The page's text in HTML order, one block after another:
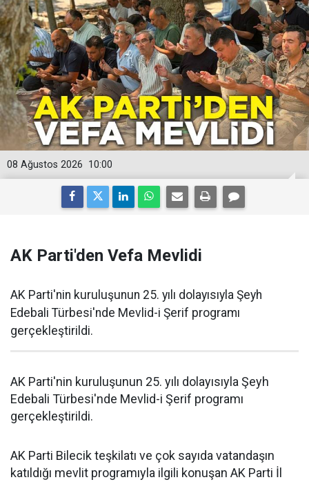
10:00
08 Ağustos 2026
AK Parti'den Vefa Mevlidi
AK Parti'nin kuruluşunun 25. yılı dolayısıyla Şeyh
Edebali Türbesi'nde Mevlid-i Şerif programı
gerçekleştirildi.
AK Parti'nin kuruluşunun 25. yılı dolayısıyla Şeyh
Edebali Türbesi'nde Mevlid-i Şerif programı
gerçekleştirildi.
AK Parti Bilecik teşkilatı ve çok sayıda vatandaşın
katıldığı mevlit programıyla ilgili konuşan AK Parti İl